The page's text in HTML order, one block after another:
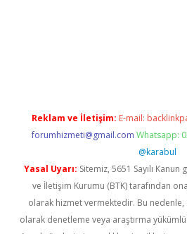
Reklam ve İletişim: E-mail:
forumhizmeti@gmail.com Whatsapp:
@karabul
Yasal Uyarı: Sitemiz, 5651 Sayılı
ve İletişim Kurumu (BTK) tarafından
olarak hizmet vermektedir. Bu
olarak denetleme veya araştırma